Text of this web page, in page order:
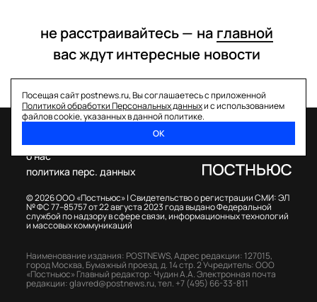
не расстраивайтесь — на главной
вас ждут интересные новости
Посещая сайт postnews.ru, Вы соглашаетесь с приложенной
Политикой обработки Персональных данныхи с использованием
файлов cookie, указанных в данной политике.
ОК
© 2026 ООО «Постньюс» |Свидетельство о регистрации СМИ: ЭЛ
№ ФС 77–85757 от 22 августа 2023 года выдано Федеральной
службой по надзору в сфере связи, информационных технологий
и массовых коммуникаций
о нас
политика перс. данных
Наименование издания: POSTNEWS,Адрес редакции: 127015,
город Москва, Бумажный проезд, д. 14 стр. 2Учредитель: ООО
«Постньюс» Главный редактор: Чудин А.А.Электронная почта
редакции:glavred@postnews.ru,тел. +7 (495) 66-33-811